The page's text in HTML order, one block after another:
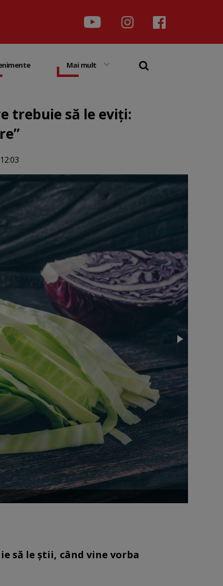
Mai mult
trebuie să le eviți:
să le știi, când vine vorba